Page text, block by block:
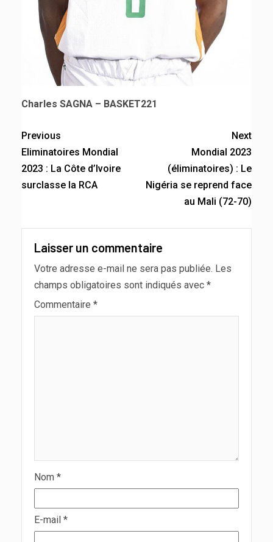
Charles SAGNA – BASKET221
Previous
Eliminatoires Mondial
2023 : La Côte d’Ivoire
surclasse la RCA
Next
Mondial 2023
(éliminatoires) : Le
Nigéria se reprend face
au Mali (72-70)
Laisser un commentaire
Votre adresse e-mail ne sera pas publiée. Les
champs obligatoires sont indiqués avec *
Commentaire *
Nom *
E-mail *